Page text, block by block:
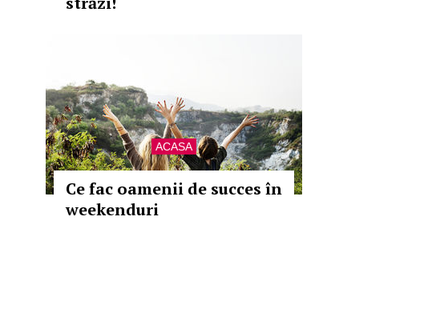
ACASA
Ce fac oamenii de succes în
weekenduri